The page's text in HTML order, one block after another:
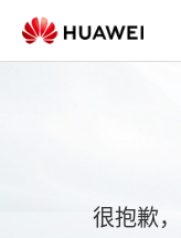
很抱歉